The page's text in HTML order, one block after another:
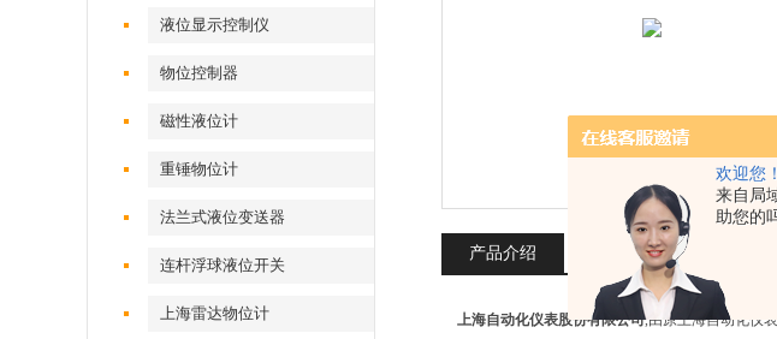
欢迎您！
来自局
助您的
液位显示控制仪
物位控制器
磁性液位计
重锤物位计
法兰式液位变送器
连杆浮球液位开关
上海雷达物位计
产品介绍 相关产品
上海自动化仪表股份有限公司,由原上海自动化仪